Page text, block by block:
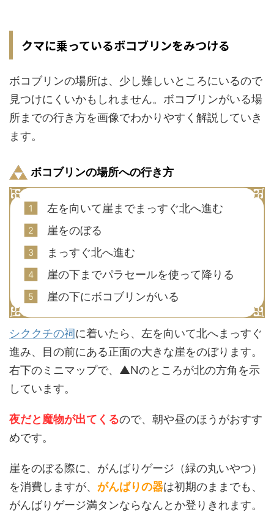
クマに乗っているボコブリンをみつける
ボコブリンの場所は、少し難しいところにいるので
見つけにくいかもしれません。ボコブリンがいる場
所までの行き方を画像でわかりやすく解説していき
ます。
ボコブリンの場所への行き方
左を向いて崖までまっすぐ北へ進む
崖をのぼる
まっすぐ北へ進む
崖の下までパラセールを使って降りる
崖の下にボコブリンがいる
シククチの祠に着いたら、左を向いて北へまっすぐ
進み、目の前にある正面の大きな崖をのぼります。
右下のミニマップで、▲Nのところが北の方角を示
しています。
夜だと魔物が出てくるので、朝や昼のほうがおすす
めです。
崖をのぼる際に、がんばりゲージ（緑の丸いやつ）
を消費しますが、 がんばりの器は初期のままでも、
がんばりゲージ満タンならなんとか登りきれます。